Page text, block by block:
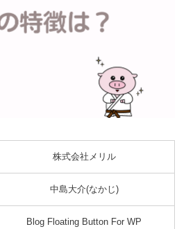
株式会社メリル
中島大介(なかじ)
Blog Floating Button For WP